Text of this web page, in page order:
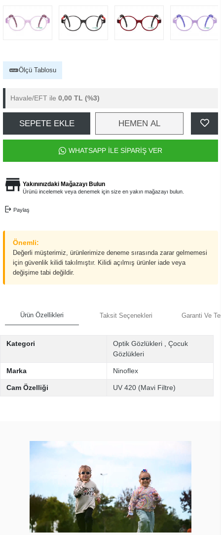
Ölçü Tablosu
Havale/EFT ile 0,00 TL (%3)
SEPETE EKLE HEMEN AL
WHATSAPP İLE SİPARİŞ VER
Yakınınızdaki Mağazayı Bulun
Ürünü incelemek veya denemek için size en yakın mağazayı bulun.
Paylaş
Önemli:
Değerli müşterimiz, ürünlerimize deneme sırasında zarar gelmemesi
için güvenlik kilidi takılmıştır. Kilidi açılmış ürünler iade veya
değişime tabi değildir.
Ürün Özellikleri Taksit Seçenekleri Garanti Ve
Kategori Optik Gözlükleri
Çocuk
Gözlükleri
Marka Ninoflex
Cam Özelliği UV 420 (Mavi Filtre)